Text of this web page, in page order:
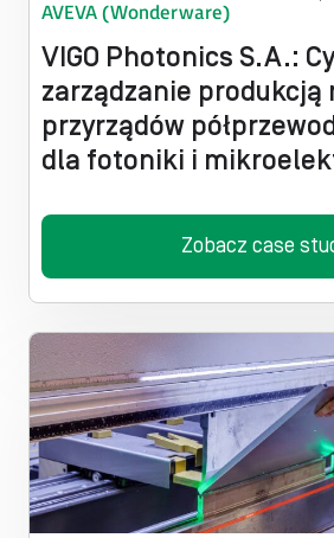
Systemy napędowe
Transport mobilny
Transport wewnątrzakładowy
Zrobotyzowana obsługa maszyn
Zrobotyzowana paletyzacja​
Zrobotyzowane pakowanie
Zrobotyzowane spawanie
Zrobotyzowany handling​
AVEVA (Wonderware)
VIGO Photonics S.A.:
zarządzanie produkcją
przyrządów
dla fotoniki i
Zobacz case